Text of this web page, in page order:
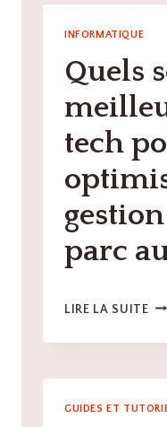
INFORMATIQUE
Quels
tech
parc
LIRE LA SUITE
GUIDES ET